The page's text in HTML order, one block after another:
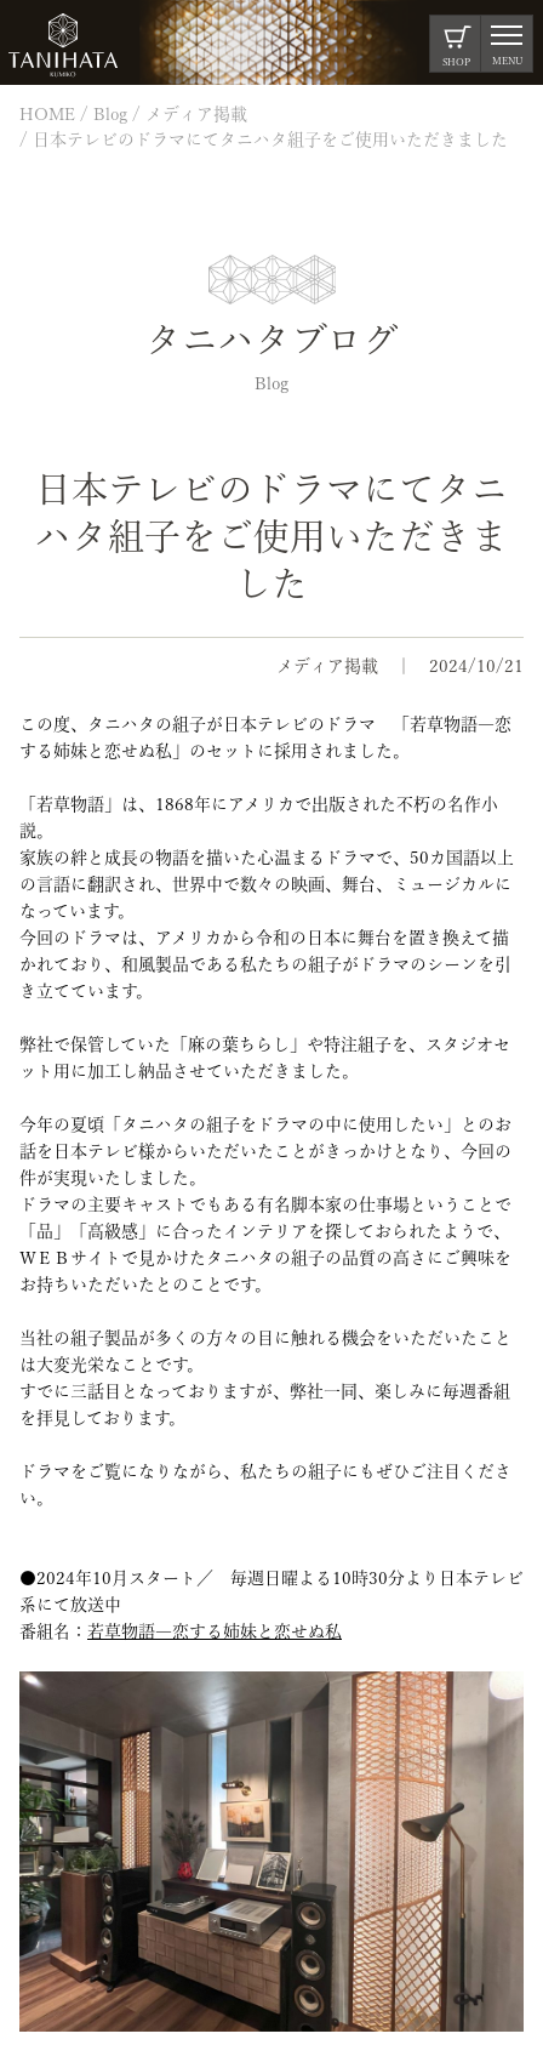
SHOP MENU
HOME Blog
メディア掲載
日本テレビのドラマにてタニハタ組子をご使用いただきました
タニハタブログ
Blog
日本テレビのドラマにてタニ
ハタ組子をご使用いただきま
した
メディア掲載 2024/10/21
この度、タニハタの組子が日本テレビのドラマ 「若草物語―恋
する姉妹と恋せぬ私」のセットに採用されました。
「若草物語」は、1868年にアメリカで出版された不朽の名作小
説。
家族の絆と成長の物語を描いた心温まるドラマで、50カ国語以上
の言語に翻訳され、世界中で数々の映画、舞台、ミュージカルに
なっています。
今回のドラマは、アメリカから令和の日本に舞台を置き換えて描
かれており、和風製品である私たちの組子がドラマのシーンを引
き立てています。
弊社で保管していた「麻の葉ちらし」や特注組子を、スタジオセ
ット用に加工し納品させていただきました。
今年の夏頃「タニハタの組子をドラマの中に使用したい」とのお
話を日本テレビ様からいただいたことがきっかけとなり、今回の
件が実現いたしました。
ドラマの主要キャストでもある有名脚本家の仕事場ということで
「品」「高級感」に合ったインテリアを探しておられたようで、
ＷＥＢサイトで見かけたタニハタの組子の品質の高さにご興味を
お持ちいただいたとのことです。
当社の組子製品が多くの方々の目に触れる機会をいただいたこと
は大変光栄なことです。
すでに三話目となっておりますが、弊社一同、楽しみに毎週番組
を拝見しております。
ドラマをご覧になりながら、私たちの組子にもぜひご注目くださ
い。
●2024年10月スタート／ 毎週日曜よる10時30分より日本テレビ
系にて放送中
番組名： 若草物語―恋する姉妹と恋せぬ私